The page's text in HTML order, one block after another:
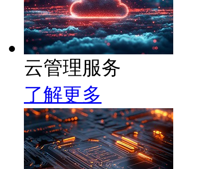
云管理服务
了解更多